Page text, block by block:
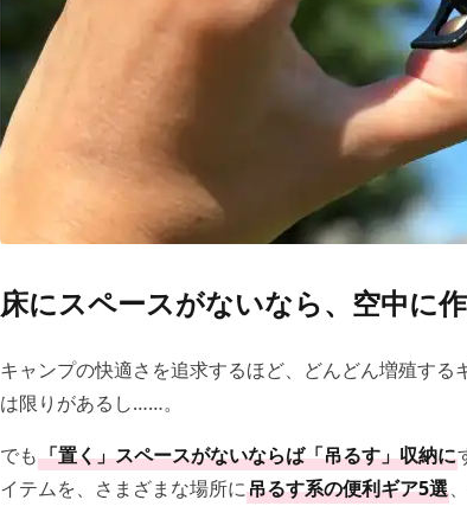
床にスペースがないなら、空中に
キャンプの快適さを追求するほど、どんどん増殖す
は限りがあるし……。
でも「置く」スペースがないならば「吊るす」収納に
イテムを、さまざまな場所に吊るす系の便利ギア5選